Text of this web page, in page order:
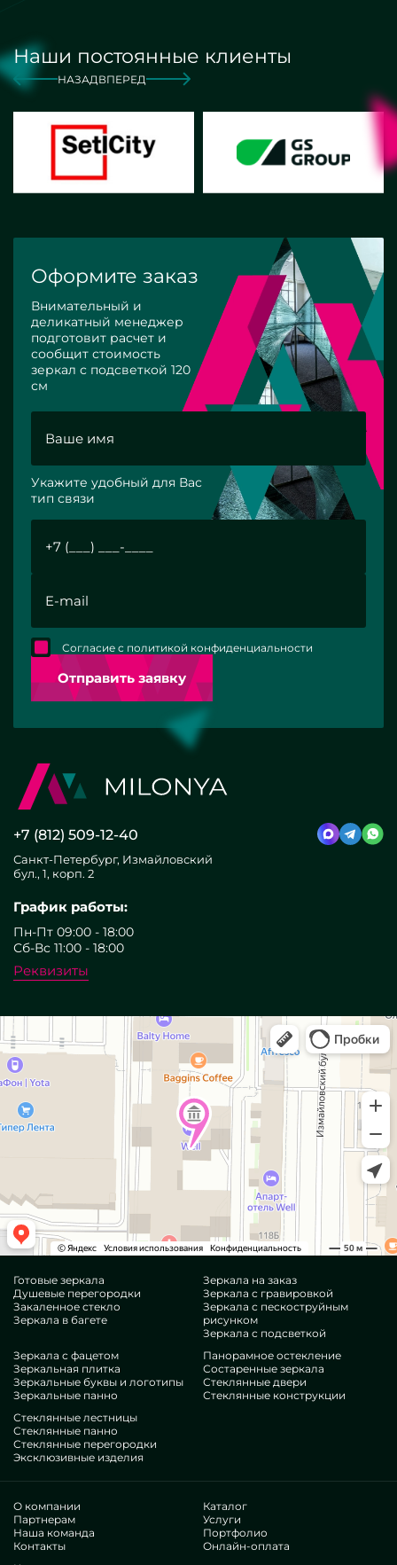
Наши постоянные клиенты
НАЗАД ВПЕРЕД
Оформите заказ
Внимательный и
деликатный менеджер
подготовит расчет и
сообщит стоимость
зеркал с подсветкой 120
см
Укажите удобный для Вас
тип связи
Отправить заявку
Согласие с политикой конфиденциальности
+7 (812) 509-12-40
Санкт-Петербург, Измайловский
бул., 1, корп. 2
График работы:
Пн-Пт 09:00 - 18:00
Сб-Вс 11:00 - 18:00
Реквизиты
Готовые зеркала
Душевые перегородки
Закаленное стекло
Зеркала в багете
Зеркала на заказ
Зеркала с гравировкой
Зеркала с пескоструйным
рисунком
Зеркала с подсветкой
Зеркала с фацетом
Зеркальная плитка
Зеркальные буквы и логотипы
Зеркальные панно
Панорамное остекление
Состаренные зеркала
Стеклянные двери
Стеклянные конструкции
Стеклянные лестницы
Стеклянные панно
Стеклянные перегородки
Эксклюзивные изделия
О компании
Партнерам
Наша команда
Контакты
Каталог
Услуги
Портфолио
Онлайн-оплата